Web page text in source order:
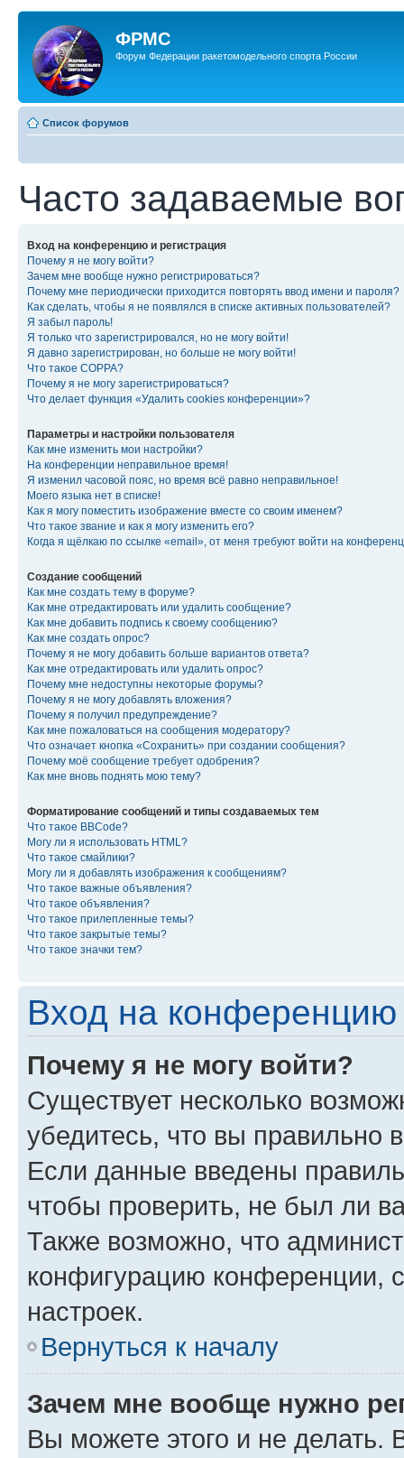
ФРМС
Форум Федерации ракетомодельного спорта России
Список форумов
Часто задаваемые
Вход на конференцию и регистрация
Почему я не могу войти?
Зачем мне вообще нужно регистрироваться?
Почему мне периодически приходится повторять ввод имени и пароля?
Как сделать, чтобы я не появлялся в списке активных пользователей?
Я забыл пароль!
Я только что зарегистрировался, но не могу войти!
Я давно зарегистрирован, но больше не могу войти!
Что такое COPPA?
Почему я не могу зарегистрироваться?
Что делает функция «Удалить cookies конференции»?
Параметры и настройки пользователя
Как мне изменить мои настройки?
На конференции неправильное время!
Я изменил часовой пояс, но время всё равно неправильное!
Моего языка нет в списке!
Как я могу поместить изображение вместе со своим именем?
Что такое звание и как я могу изменить его?
Когда я щёлкаю по ссылке «email», от меня требуют войти на
Создание сообщений
Как мне создать тему в форуме?
Как мне отредактировать или удалить сообщение?
Как мне добавить подпись к своему сообщению?
Как мне создать опрос?
Почему я не могу добавить больше вариантов ответа?
Как мне отредактировать или удалить опрос?
Почему мне недоступны некоторые форумы?
Почему я не могу добавлять вложения?
Почему я получил предупреждение?
Как мне пожаловаться на сообщения модератору?
Что означает кнопка «Сохранить» при создании сообщения?
Почему моё сообщение требует одобрения?
Как мне вновь поднять мою тему?
Форматирование сообщений и типы создаваемых тем
Что такое BBCode?
Могу ли я использовать HTML?
Что такое смайлики?
Могу ли я добавлять изображения к сообщениям?
Что такое важные объявления?
Что такое объявления?
Что такое прилепленные темы?
Что такое закрытые темы?
Что такое значки тем?
Вход на конференцию
Почему я не могу войти?
Существует несколько
убедитесь, что вы правильно
Если данные введены
чтобы проверить, не был ли
Также возможно, что
конфигурацию конференции,
настроек.
Вернуться к началу
Зачем мне вообще нужно
Вы можете этого и не делать.